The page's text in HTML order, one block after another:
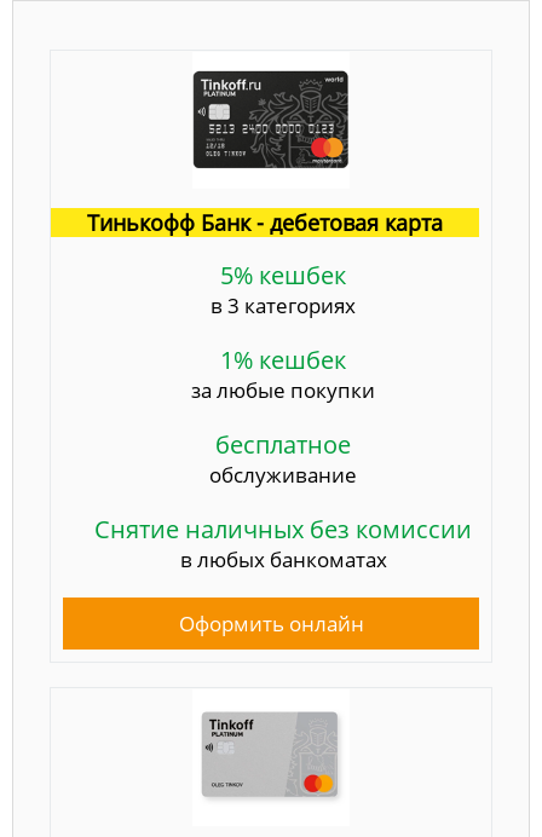
Тинькофф Банк - дебетовая карта
5% кешбек
в 3 категориях
1% кешбек
за любые покупки
бесплатное
обслуживание
Снятие наличных без комиссии
в любых банкоматах
Оформить онлайн